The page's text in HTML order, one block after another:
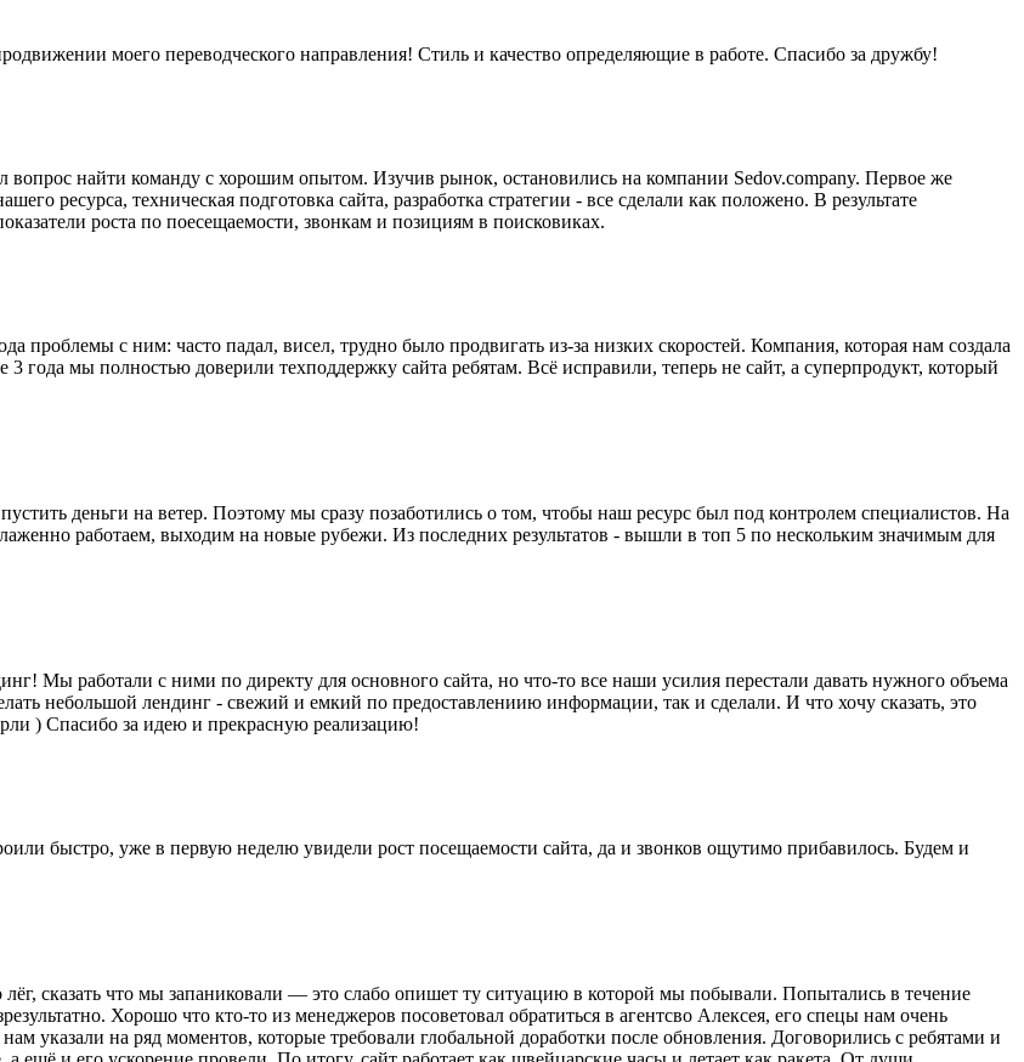
моего переводческого направления! Стиль и качество определяющие в работе. Спасибо за дружбу!
вопрос найти команду с хорошим опытом. Изучив рынок, остановились на компании Sedov.company. Первое же
ресурса, техническая подготовка сайта, разработка стратегии - все сделали как положено. В результате
роста по поесещаемости, звонкам и позициям в поисковиках.
проблемы с ним: часто падал, висел, трудно было продвигать из-за низких скоростей. Компания, которая нам создала
года мы полностью доверили техподдержку сайта ребятам. Всё исправили, теперь не сайт, а суперпродукт, который
деньги на ветер. Поэтому мы сразу позаботились о том, чтобы наш ресурс был под контролем специалистов. На
работаем, выходим на новые рубежи. Из последних результатов - вышли в топ 5 по нескольким значимым для
Мы работали с ними по директу для основного сайта, но что-то все наши усилия перестали давать нужного объема
небольшой лендинг - свежий и емкий по предоставлениию информации, так и сделали. И что хочу сказать, это
) Спасибо за идею и прекрасную реализацию!
быстро, уже в первую неделю увидели рост посещаемости сайта, да и звонков ощутимо прибавилось. Будем и
сказать что мы запаниковали — это слабо опишет ту ситуацию в которой мы побывали. Попытались в течение
Хорошо что кто-то из менеджеров посоветовал обратиться в агентсво Алексея, его спецы нам очень
указали на ряд моментов, которые требовали глобальной доработки после обновления. Договорились с ребятами и